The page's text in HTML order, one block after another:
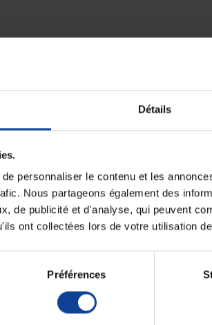
Détails
personnaliser le contenu et les
Nous partageons également des
de publicité et d'analyse, qui peuvent
ont collectées lors de votre utilisation
Préférences
les personnes âgées ou en situation de
il protège efficacement les vêtements tout en
et esthétique.
sans stigmatiser ou infantiliser.
deux positions pour un maintien sécurisé et
face imperméable pour une protection optimale.
économique et respectueuse de